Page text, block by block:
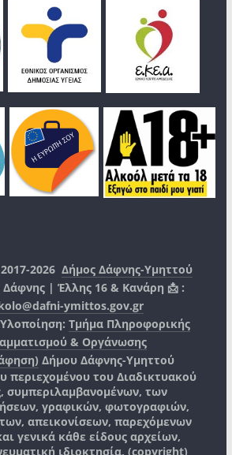
2026Δήμος Δάφνης-Υμηττού
Δάφνης | Έλλης 16 & Κανάρη 📩 :
ymittos.gov.gr
Τμήμα Πληροφορικής
& Οργάνωσης
Δήμου Δάφνης-Υμηττού
περιεχομένου του Διαδικτυακού
συμπεριλαμβανομένων, των
γραφικών, φωτογραφιών,
απεικονίσεων, παρεχόμενων
γενικά κάθε είδους αρχείων,
ιδιοκτησία, (copyright)